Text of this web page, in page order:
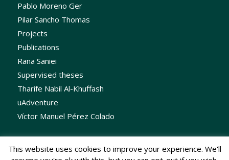
Pablo Moreno Ger
Pilar Sancho Thomas
Projects
Publications
Rana Saniei
Supervised theses
Tharife Nabil Al-Khuffash
uAdventure
Víctor Manuel Pérez Colado
This website uses cookies to improve your experience. We'll